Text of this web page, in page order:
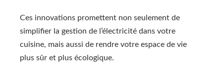
Ces innovations promettent non seulement de
simplifier la gestion de l’électricité dans votre
cuisine, mais aussi de rendre votre espace de vie
plus sûr et plus écologique.